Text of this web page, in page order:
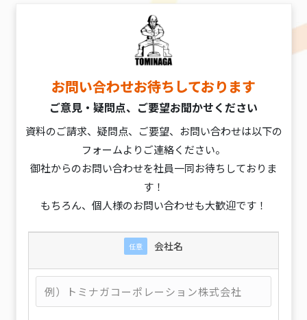
お問い合わせお待ちしております
ご意見・疑問点、ご要望お聞かせください
資料のご請求、疑問点、ご要望、お問い合わせは以下の
フォームよりご連絡ください。
御社からのお問い合わせを社員一同お待ちしておりま
す！
もちろん、個人様のお問い合わせも大歓迎です！
任意 会社名